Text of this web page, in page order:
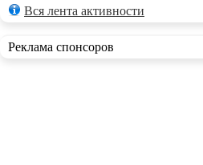
Вся лента активности
Реклама спонсоров